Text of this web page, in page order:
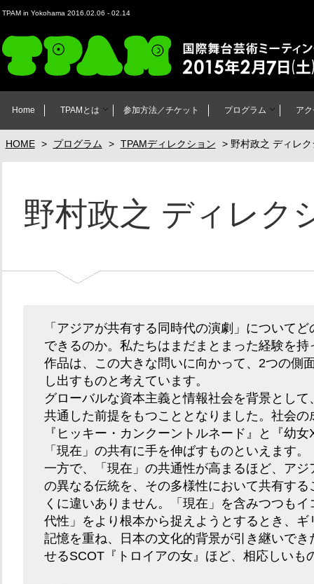
TPAM in Yokohama 2016.02.06 - 02.14
Home TPAMとは 参加方法／チケット プログラム ア
HOME > プログラム > TPAMディレクション > 野村政之 ディレ
野村政之 ディレク
「アジアが共有する同時代の演劇」について
できるのか。私たちはまだまとまった経験を
作品は、この大きな問いに向かって、2つの側
し出すものと考えています。
グローバルな資本主義と情報社会を背景とし
共通した前提をもつこととなりました。社会
『ヒッキー・カンクーントルネード』と『幼
「現在」の共有に手を伸ばすものといえます。
一方で、「現在」の共通性が高まるほど、ア
の異なる伝統を、その多様性において共有す
くに違いありません。「現在」を含みつつも
代性」をより根本から捉えようとするとき、
記憶を重ね、日本の文化的背景が引き継いで
せるSCOT『トロイアの女』ほど、相応しいも